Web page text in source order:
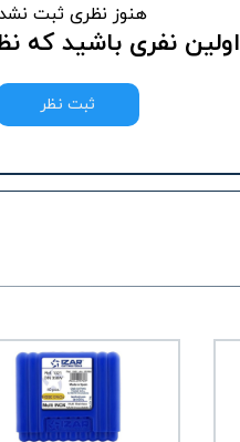
هنوز نظری ثبت
اولین نفری باشید که
ثبت نظر